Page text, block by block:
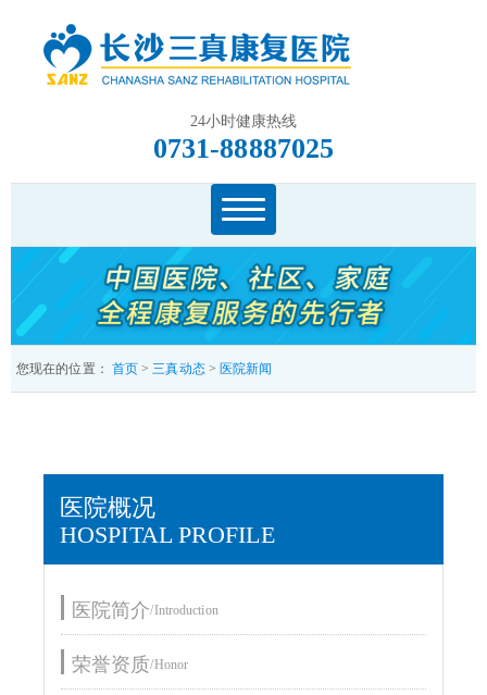
24小时健康热线
0731-88887025
您现在的位置： 首页 >三真动态> 医院新闻
医院概况
HOSPITAL PROFILE
医院简介/Introduction
荣誉资质/Honor